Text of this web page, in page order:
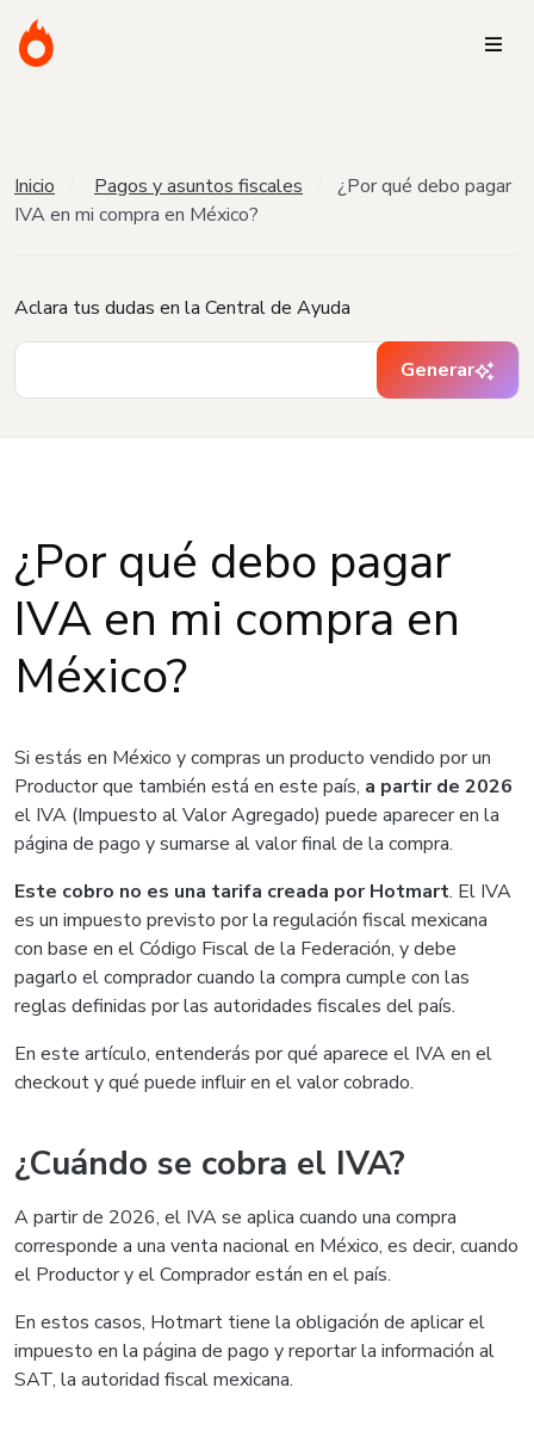
Inicio Pagos y asuntos fiscales
¿Por qué debo pagar
IVA en mi compra en México?
Aclara tus dudas en la Central de Ayuda
Generar
¿Por qué debo pagar
IVA en mi compra en
México?
Si estás en México y compras un producto vendido por un
Productor que también está en este país, a partir de 2026
el IVA (Impuesto al Valor Agregado) puede aparecer en la
página de pago y sumarse al valor final de la compra.
Este cobro no es una tarifa creada por Hotmart. El IVA
es un impuesto previsto por la regulación fiscal mexicana
con base en el Código Fiscal de la Federación, y debe
pagarlo el comprador cuando la compra cumple con las
reglas definidas por las autoridades fiscales del país.
En este artículo, entenderás por qué aparece el IVA en el
checkout y qué puede influir en el valor cobrado.
¿Cuándo se cobra el IVA?
A partir de 2026, el IVA se aplica cuando una compra
corresponde a una venta nacional en México, es decir, cuando
el Productor y el Comprador están en el país.
En estos casos, Hotmart tiene la obligación de aplicar el
impuesto en la página de pago y reportar la información al
SAT, la autoridad fiscal mexicana.